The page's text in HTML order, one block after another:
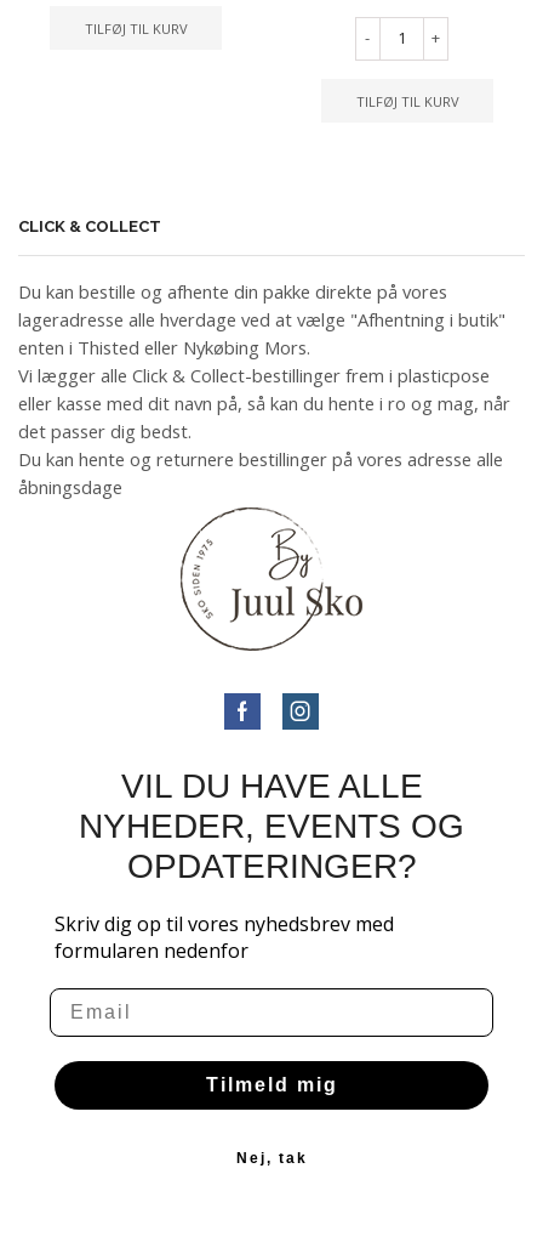
TILFØJ TIL KURV - +
TILFØJ TIL KURV
CLICK & COLLECT
Du kan bestille og afhente din pakke direkte på vores
lageradresse alle hverdage ved at vælge "Afhentning i butik"
enten i Thisted eller Nykøbing Mors.
Vi lægger alle Click & Collect-bestillinger frem i plasticpose
eller kasse med dit navn på, så kan du hente i ro og mag, når
det passer dig bedst.
Du kan hente og returnere bestillinger på vores adresse alle
åbningsdage
VIL DU HAVE ALLE
NYHEDER, EVENTS OG
OPDATERINGER?
Skriv dig op til vores nyhedsbrev med
formularen nedenfor
Email
Tilmeld mig
Nej, tak